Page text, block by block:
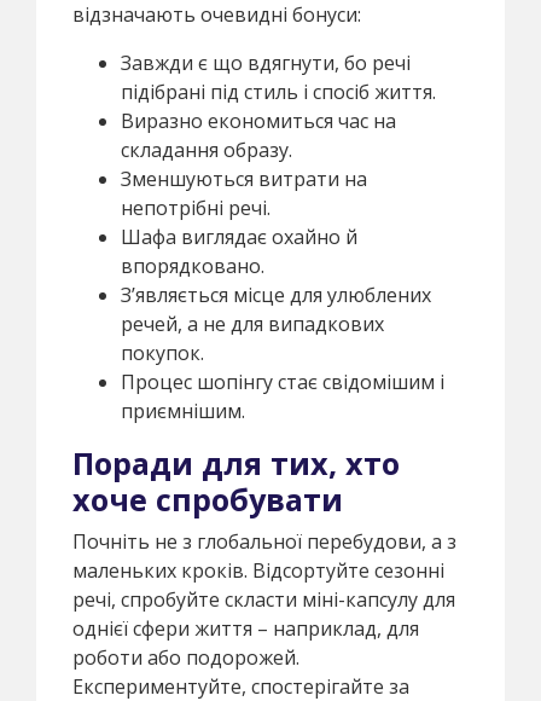
відзначають очевидні бонуси:
Завжди є що вдягнути, бо речі
підібрані під стиль і спосіб життя.
Виразно економиться час на
складання образу.
Зменшуються витрати на
непотрібні речі.
Шафа виглядає охайно й
впорядковано.
З’являється місце для улюблених
речей, а не для випадкових
покупок.
Процес шопінгу стає свідомішим і
приємнішим.
Поради для тих, хто
хоче спробувати
Почніть не з глобальної перебудови, а з
маленьких кроків. Відсортуйте сезонні
речі, спробуйте скласти міні-капсулу для
однієї сфери життя – наприклад, для
роботи або подорожей.
Експериментуйте, спостерігайте за